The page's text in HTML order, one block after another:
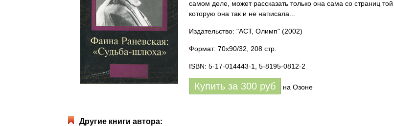
самом деле, может рассказать только она сама со страниц той
которую она так и не написала...
Издательство: "АСТ, Олимп" (2002)
Формат: 70x90/32, 208 стр.
ISBN: 5-17-014443-1, 5-8195-0812-2
Купить за 300 руб на Озоне
Другие книги автора: